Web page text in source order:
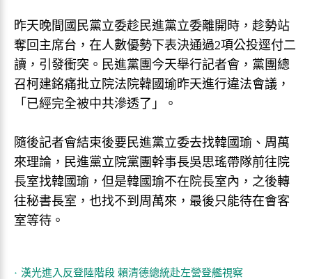
昨天晚間國民黨立委趁民進黨立委離開時，趁勢站
奪回主席台，在人數優勢下表決通過2項公投逕付二
讀，引發衝突。民進黨團今天舉行記者會，黨團總
召柯建銘痛批立院法院韓國瑜昨天進行違法會議，
「已經完全被中共滲透了」。
隨後記者會結束後要民進黨立委去找韓國瑜、周萬
來理論，民進黨立院黨團幹事長吳思瑤帶隊前往院
長室找韓國瑜，但是韓國瑜不在院長室內，之後轉
往秘書長室，也找不到周萬來，最後只能待在會客
室等待。
漢光進入反登陸階段 賴清德總統赴左營登艦視察